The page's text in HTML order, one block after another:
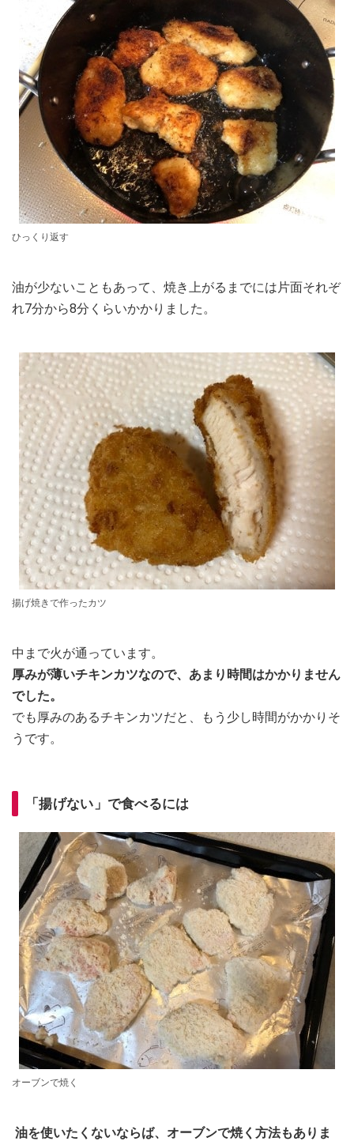
ひっくり返す
油が少ないこともあって、焼き上がるまでには片面それぞ
れ7分から8分くらいかかりました。
揚げ焼きで作ったカツ
中まで火が通っています。
厚みが薄いチキンカツなので、あまり時間はかかりません
でした。
でも厚みのあるチキンカツだと、もう少し時間がかかりそ
うです。
「揚げない」で食べるには
オーブンで焼く
油を使いたくないならば、オーブンで焼く方法もありま